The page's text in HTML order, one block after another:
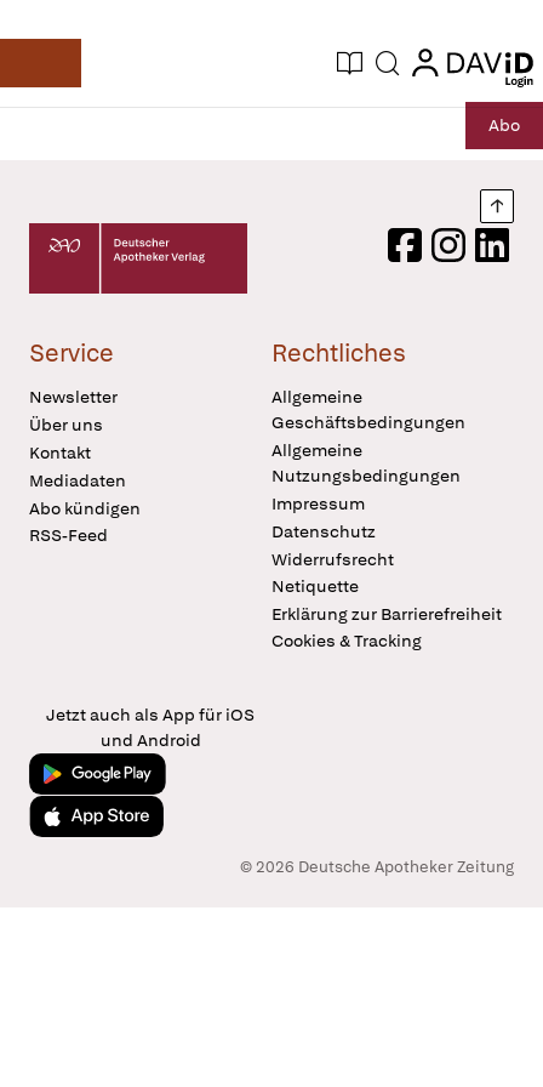
Deutsche Apotheker Zeitung
Aktuelle Ausgabe
Suche login
login
Abo
Profil
Daz
Deutscher Apotheker Verlag Logo
FacebookInstagram
Service
Newsletter
Über uns
Kontakt
Mediadaten
Abo kündigen
RSS-Feed
Rechtliches
Allgemeine
Geschäftsbedingungen
Allgemeine
Nutzungsbedingungen
Impressum
Datenschutz
Widerrufsrecht
Netiquette
Erklärung zur Barrierefreiheit
Cookies & Tracking
Jetzt auch als App für iOS
und Android
Jetzt bei Google Play
Laden im App Store
© 2026 Deutsche Apotheker Zeitung